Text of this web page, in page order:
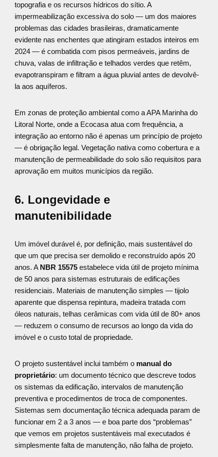
topografia e os recursos hídricos do sítio. A
impermeabilização excessiva do solo — um dos maiores
problemas das cidades brasileiras, dramaticamente
evidente nas enchentes que atingiram estados inteiros em
2024 — é combatida com pisos permeáveis, jardins de
chuva, valas de infiltração e telhados verdes que retêm,
evapotranspiram e filtram a água pluvial antes de devolvê-
la aos aquíferos.
Em zonas de proteção ambiental como a APA Marinha do
Litoral Norte, onde a Ecocasa atua com frequência, a
integração ao entorno não é apenas um princípio de projeto
— é obrigação legal. Vegetação nativa como cobertura e a
manutenção de permeabilidade do solo são requisitos para
aprovação em muitos municípios da região.
6. Longevidade e
manutenibilidade
Um imóvel durável é, por definição, mais sustentável do
que um que precisa ser demolido e reconstruído após 20
anos. A NBR 15575 estabelece vida útil de projeto mínima
de 50 anos para sistemas estruturais de edificações
residenciais. Materiais de manutenção simples — tijolo
aparente que dispensa repintura, madeira tratada com
óleos naturais, telhas cerâmicas com vida útil de 80+ anos
— reduzem o consumo de recursos ao longo da vida do
imóvel e o custo total de propriedade.
O projeto sustentável inclui também o manual do
proprietário: um documento técnico que descreve todos
os sistemas da edificação, intervalos de manutenção
preventiva e procedimentos de troca de componentes.
Sistemas sem documentação técnica adequada param de
funcionar em 2 a 3 anos — e boa parte dos “problemas”
que vemos em projetos sustentáveis mal executados é
simplesmente falta de manutenção, não falha de projeto.